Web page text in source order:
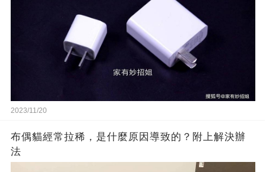
2023/11/20
布偶貓經常拉稀，是什麼原因導致的？附上解決辦
法